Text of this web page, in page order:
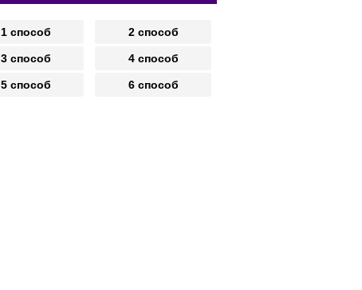
1 способ 2 способ
3 способ 4 способ
5 способ 6 способ